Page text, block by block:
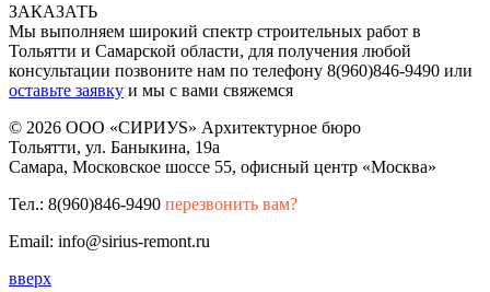
ЗАКАЗАТЬ
Мы выполняем широкий спектр строительных работ в
Тольятти и Самарской области, для получения любой
консультации позвоните нам по телефону 8(960)846-9490 или
оставьте заявку и мы с вами свяжемся
© 2026 ООО «СИРИУS» Архитектурное бюро
Тольятти, ул. Баныкина, 19а
Самара, Московское шоссе 55, офисный центр «Москва»
Тел.: 8(960)846-9490 перезвонить вам?
Email: info@sirius-remont.ru
вверх